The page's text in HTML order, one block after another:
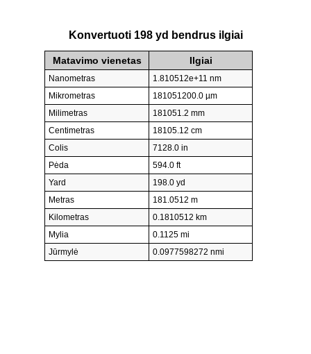
Konvertuoti 198 yd bendrus ilgiai
Matavimo vienetas Ilgiai
Nanometras
1.810512e+11 nm
Mikrometras
181051200.0 µm
Milimetras
181051.2 mm
Centimetras
18105.12 cm
Colis
7128.0 in
Pėda
594.0 ft
Yard
198.0 yd
Metras
181.0512 m
Kilometras
0.1810512 km
Mylia
0.1125 mi
Jūrmylė
0.0977598272 nmi